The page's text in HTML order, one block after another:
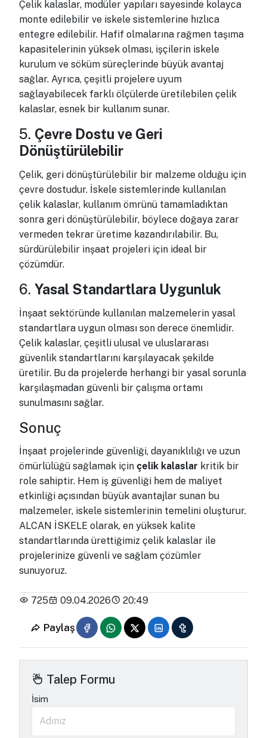
Çelik kalaslar, modüler yapıları sayesinde kolayca
monte edilebilir ve iskele sistemlerine hızlıca
entegre edilebilir. Hafif olmalarına rağmen taşıma
kapasitelerinin yüksek olması, işçilerin iskele
kurulum ve söküm süreçlerinde büyük avantaj
sağlar. Ayrıca, çeşitli projelere uyum
sağlayabilecek farklı ölçülerde üretilebilen çelik
kalaslar, esnek bir kullanım sunar.
5. Çevre Dostu ve Geri
Dönüştürülebilir
Çelik, geri dönüştürülebilir bir malzeme olduğu için
çevre dostudur. İskele sistemlerinde kullanılan
çelik kalaslar, kullanım ömrünü tamamladıktan
sonra geri dönüştürülebilir, böylece doğaya zarar
vermeden tekrar üretime kazandırılabilir. Bu,
sürdürülebilir inşaat projeleri için ideal bir
çözümdür.
6. Yasal Standartlara Uygunluk
İnşaat sektöründe kullanılan malzemelerin yasal
standartlara uygun olması son derece önemlidir.
Çelik kalaslar, çeşitli ulusal ve uluslararası
güvenlik standartlarını karşılayacak şekilde
üretilir. Bu da projelerde herhangi bir yasal sorunla
karşılaşmadan güvenli bir çalışma ortamı
sunulmasını sağlar.
Sonuç
İnşaat projelerinde güvenliği, dayanıklılığı ve uzun
ömürlülüğü sağlamak için çelik kalaslar kritik bir
role sahiptir. Hem iş güvenliği hem de maliyet
etkinliği açısından büyük avantajlar sunan bu
malzemeler, iskele sistemlerinin temelini oluşturur.
ALCAN İSKELE olarak, en yüksek kalite
standartlarında ürettiğimiz çelik kalaslar ile
projelerinize güvenli ve sağlam çözümler
sunuyoruz.
725 09.04.2026 20:49
Paylaş
Talep Formu
İsim